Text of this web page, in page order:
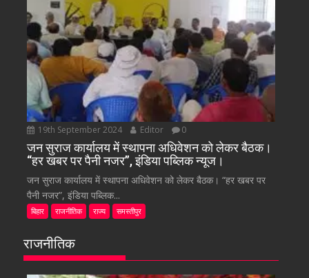
19th September 2024 Editor 0
जन सुराज कार्यालय में स्थापना अधिवेशन को लेकर बैठक।
“हर खबर पर पैनी नजर”, इंडिया पब्लिक न्यूज।
जन सुराज कार्यालय में स्थापना अधिवेशन को लेकर बैठक। “हर खबर पर
पैनी नजर”, इंडिया पब्लिक...
बिहार राजनीतिक राज्य समस्तीपुर
राजनीतिक